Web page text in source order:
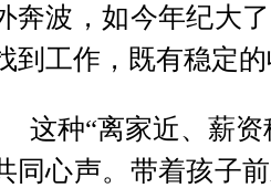
奔波，如今年纪大
到工作，既有稳定
这种“离家近、薪
同心声。带着孩子